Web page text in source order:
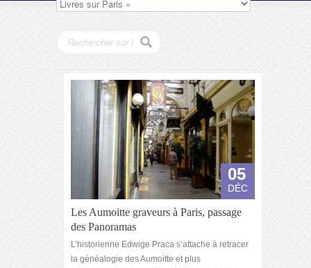
05
DÉC
Les Aumoitte graveurs à Paris, passage
des Panoramas
L’historienne Edwige Praca s’attache à retracer
la généalogie des Aumoitte et plus